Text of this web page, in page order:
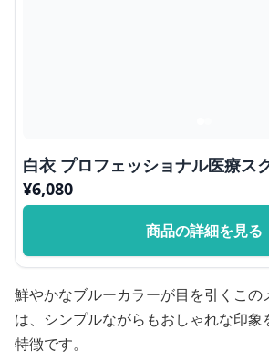
白衣 プロフェッショナル医療ス
¥6,080
商品の詳細を見る
鮮やかなブルーカラーが目を引くこの
は、シンプルながらもおしゃれな印
特徴です。